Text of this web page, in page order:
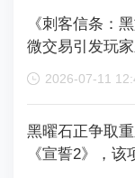
《刺客信条：
微交易引发玩
2026-07-11
黑曜石正争取
《宣誓2》，